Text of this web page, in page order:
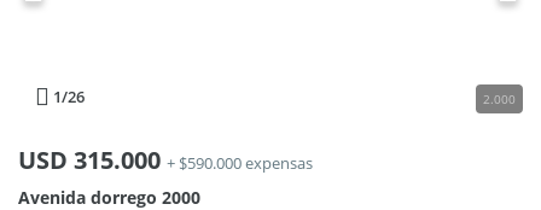
1/26 2.000
USD 315.000 + $590.000 expensas
Avenida dorrego 2000